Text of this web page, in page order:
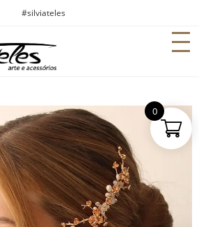
#silviateles
0